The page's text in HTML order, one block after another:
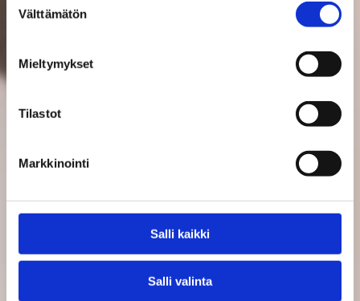
valinta
Välttämätön
Mieltymykset
Tilastot
Markkinointi
Salli kaikki
Salli valinta